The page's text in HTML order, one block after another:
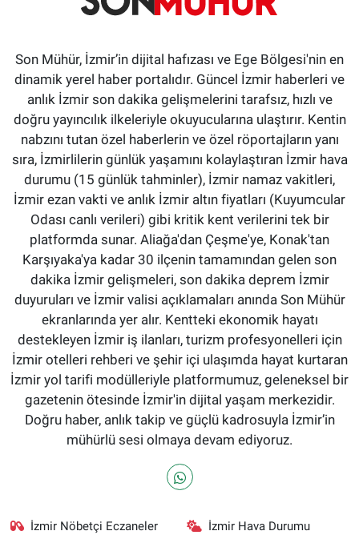
Son Mühür, İzmir’in dijital hafızası ve Ege Bölgesi'nin en
dinamik yerel haber portalıdır. Güncel İzmir haberleri ve
anlık İzmir son dakika gelişmelerini tarafsız, hızlı ve
doğru yayıncılık ilkeleriyle okuyucularına ulaştırır. Kentin
nabzını tutan özel haberlerin ve özel röportajların yanı
sıra, İzmirlilerin günlük yaşamını kolaylaştıran İzmir hava
durumu (15 günlük tahminler), İzmir namaz vakitleri,
İzmir ezan vakti ve anlık İzmir altın fiyatları (Kuyumcular
Odası canlı verileri) gibi kritik kent verilerini tek bir
platformda sunar. Aliağa'dan Çeşme'ye, Konak'tan
Karşıyaka'ya kadar 30 ilçenin tamamından gelen son
dakika İzmir gelişmeleri, son dakika deprem İzmir
duyuruları ve İzmir valisi açıklamaları anında Son Mühür
ekranlarında yer alır. Kentteki ekonomik hayatı
destekleyen İzmir iş ilanları, turizm profesyonelleri için
İzmir otelleri rehberi ve şehir içi ulaşımda hayat kurtaran
İzmir yol tarifi modülleriyle platformumuz, geleneksel bir
gazetenin ötesinde İzmir'in dijital yaşam merkezidir.
Doğru haber, anlık takip ve güçlü kadrosuyla İzmir’in
mühürlü sesi olmaya devam ediyoruz.
İzmir Nöbetçi Eczaneler İzmir Hava Durumu